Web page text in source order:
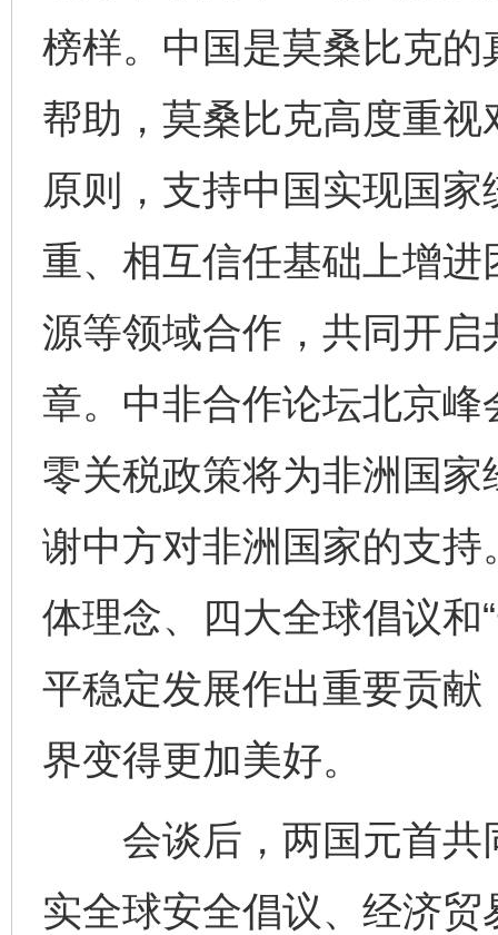
榜样。中国是莫桑比克
帮助，莫桑比克高度重
原则，支持中国实现国
重、相互信任基础上增
源等领域合作，共同开
章。中非合作论坛北京
零关税政策将为非洲国
谢中方对非洲国家的支
体理念、四大全球倡议和
平稳定发展作出重要贡
界变得更加美好。
会谈后，两国元首共
实全球安全倡议、经济